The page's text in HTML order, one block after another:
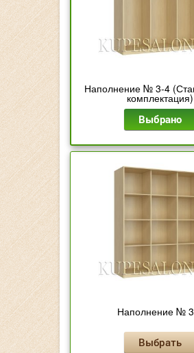
Наполнение № 3-4
комплектация)
Выбрано
Наполнение №
Выбрать